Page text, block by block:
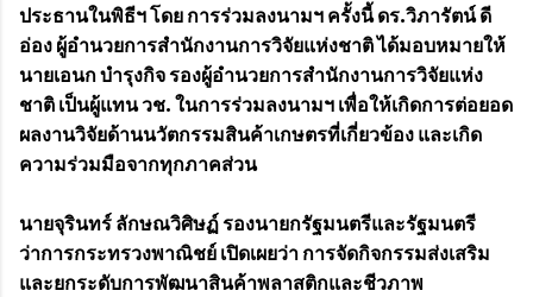
ประธานในพิธีฯ โดย การร่วมลงนามฯ ครั้งนี้ ดร.วิภารัตน์ ดี
อ่อง ผู้อำนวยการสำนักงานการวิจัยแห่งชาติ ได้มอบหมายให้
นายเอนก บำรุงกิจ รองผู้อำนวยการสำนักงานการวิจัยแห่ง
ชาติ เป็นผู้แทน วช. ในการร่วมลงนามฯ เพื่อให้เกิดการต่อยอด
ผลงานวิจัยด้านนวัตกรรมสินค้าเกษตรที่เกี่ยวข้อง และเกิด
ความร่วมมือจากทุกภาคส่วน
นายจุรินทร์ ลักษณวิศิษฏ์ รองนายกรัฐมนตรีและรัฐมนตรี
ว่าการกระทรวงพาณิชย์ เปิดเผยว่า การจัดกิจกรรมส่งเสริม
และยกระดับการพัฒนาสินค้าพลาสติกและชีวภาพ